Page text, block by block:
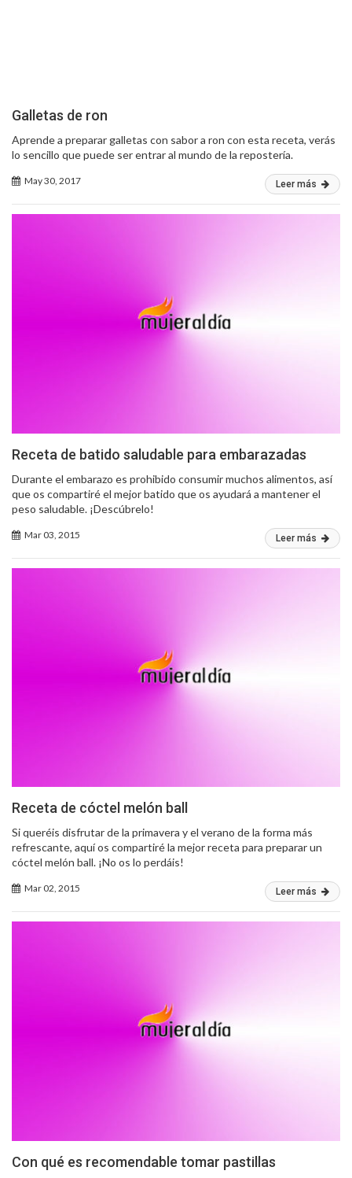
Galletas de ron
Aprende a preparar galletas con sabor a ron con esta receta, verás
lo sencillo que puede ser entrar al mundo de la repostería.
May 30, 2017 Leer más
Receta de batido saludable para embarazadas
Durante el embarazo es prohibido consumir muchos alimentos, así
que os compartiré el mejor batido que os ayudará a mantener el
peso saludable. ¡Descúbrelo!
Mar 03, 2015 Leer más
Receta de cóctel melón ball
Si queréis disfrutar de la primavera y el verano de la forma más
refrescante, aquí os compartiré la mejor receta para preparar un
cóctel melón ball. ¡No os lo perdáis!
Mar 02, 2015 Leer más
Con qué es recomendable tomar pastillas